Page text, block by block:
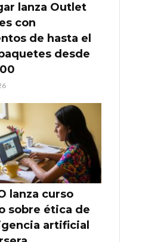
lanza Outlet
con
de hasta el
desde
lanza curso
sobre ética de
artificial